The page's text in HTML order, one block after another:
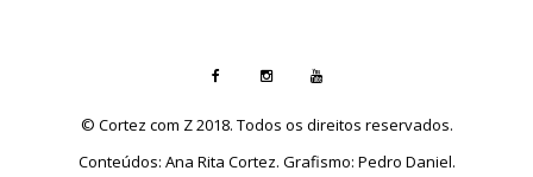
© Cortez com Z 2018. Todos os direitos reservados.
Conteúdos: Ana Rita Cortez. Grafismo: Pedro Daniel.